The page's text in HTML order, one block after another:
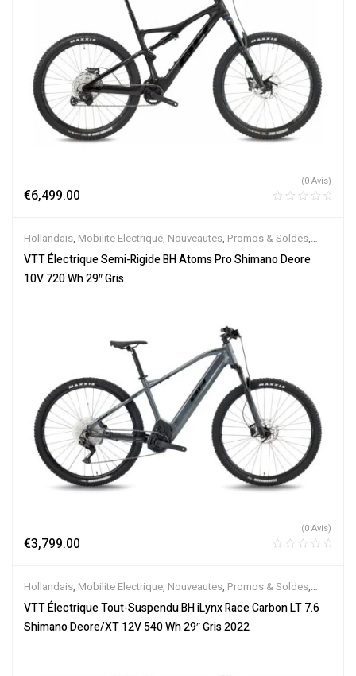
€6,499.00
(0 Avis)
Hollandais, Mobilite Electrique, Nouveautes, Promos & Soldes,
Semi-Rigides,Vélo électrique ville ,Velos Electriques,VTT
Électriques
VTT Électrique Semi-Rigide BH Atoms Pro Shimano Deore
10V 720 Wh 29″ Gris
€3,799.00
(0 Avis)
Hollandais, Mobilite Electrique, Nouveautes, Promos & Soldes,
Tout-Suspendus ,Vélo électrique ville,Velos Electriques,VTT
Électriques
VTT Électrique Tout-Suspendu BH iLynx Race Carbon LT 7.6
Shimano Deore/XT 12V 540 Wh 29″ Gris 2022